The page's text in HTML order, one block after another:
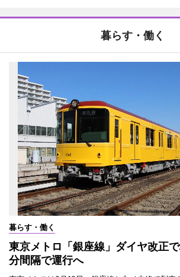
暮らす・働く
暮らす・働く
東京メトロ「銀座線」ダイヤ改正
分間隔で運行へ